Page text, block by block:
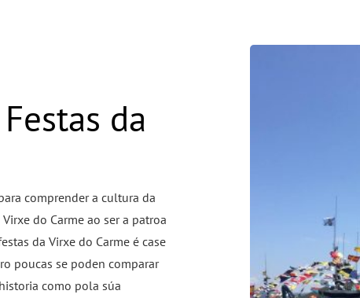
da
comprender a cultura da
do Carme ao ser a patroa
da Virxe do Carme é case
poucas se poden comparar
como pola súa